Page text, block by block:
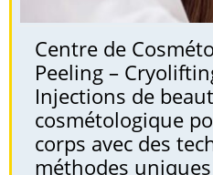
Centre de
Peeling –
Injections de
cosmétologique
corps avec des
méthodes